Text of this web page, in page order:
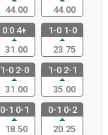
44.00
44.00
0:0 4+
31.00
1-0 1-0
23.75
1-0 2-0
31.00
1-0 2-1
35.00
0-1 0-1
18.50
0-1 0-2
20.25